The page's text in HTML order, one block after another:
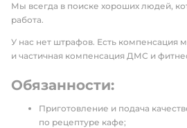
Мы всегда в поиске хороших людей,
работа.
У нас нет штрафов. Есть компенсация
и частичная компенсация ДМС и
Обязанности:
Приготовление и подача
по рецептуре кафе;